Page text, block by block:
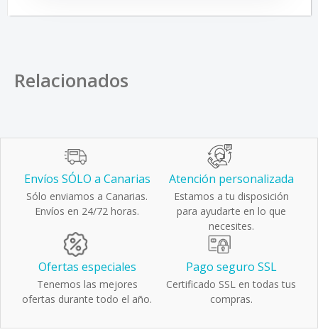
Relacionados
Envíos SÓLO a Canarias
Sólo enviamos a Canarias.
Envíos en 24/72 horas.
Atención personalizada
Estamos a tu disposición
para ayudarte en lo que
necesites.
Ofertas especiales
Tenemos las mejores
ofertas durante todo el año.
Pago seguro SSL
Certificado SSL en todas tus
compras.